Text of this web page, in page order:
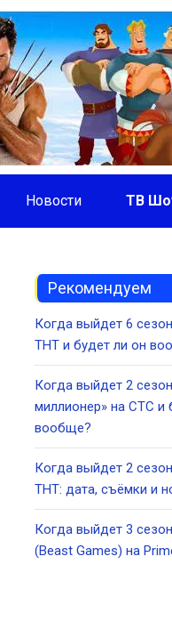
Новости ТВ
Рекомендуем
Когда выйдет 6
ТНТ и будет ли он
Когда выйдет 2
миллионер» на СТС и
вообще?
Когда выйдет 2
ТНТ: дата, съёмки и
Когда выйдет 3
(Beast Games) на